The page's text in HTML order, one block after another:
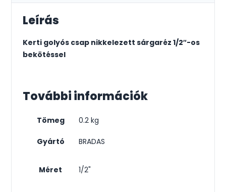
Leírás
Kerti golyós csap nikkelezett sárgaréz 1/2″-os
bekötéssel
További információk
Tömeg 0.2 kg
Gyártó BRADAS
Méret 1/2"